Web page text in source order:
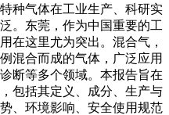
种气体在工业生产、科研实
。东莞，作为中国重要的工
在这里尤为突出。混合气，
混合而成的气体，广泛应用
断等多个领域。本报告旨在
包括其定义、成分、生产与
、环境影响、安全使用规范